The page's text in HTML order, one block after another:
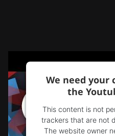
We need your
the
This content is not
trackers that are not
The website owner